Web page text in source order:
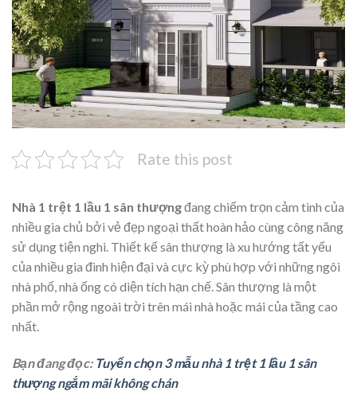
Rate this post
Nhà 1 trệt 1 lầu 1 sân thượngđang chiếm trọn cảm tình của
nhiều gia chủ bởi vẻ đẹp ngoại thất hoàn hảo cùng công năng
sử dụng tiện nghi. Thiết kế sân thượng là xu hướng tất yếu
của nhiều gia đình hiện đại và cực kỳ phù hợp với những ngôi
nhà phố, nhà ống có diện tích hạn chế. Sân thượng là một
phần mở rộng ngoài trời trên mái nhà hoặc mái của tầng cao
nhất.
Bạn đang đọc: Tuyển chọn 3 mẫu nhà 1 trệt 1 lầu 1 sân
thượng ngắm mãi không chán